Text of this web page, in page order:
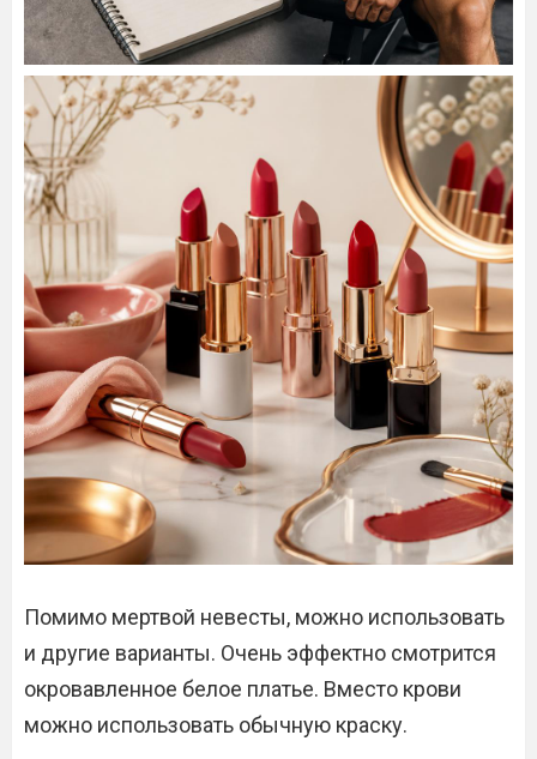
Помимо мертвой невесты, можно использовать
и другие варианты. Очень эффектно смотрится
окровавленное белое платье. Вместо крови
можно использовать обычную краску.